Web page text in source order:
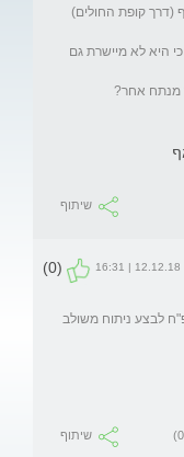
(דרך קופת החולים)
היא לא מיישרת גם
מנתח אחר?
שיתוף
12.12.18 | 16:31
(0)
לבצע ניתוח משולב
שיתוף